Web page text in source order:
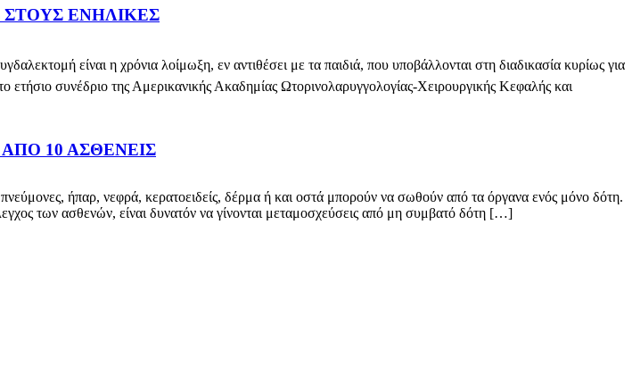
ΕΝΗΛΙΚΕΣ
είναι η χρόνια λοίμωξη, εν αντιθέσει με τα παιδιά, που υποβάλλονται στη διαδικασία κυρίως για
συνέδριο της Αμερικανικής Ακαδημίας Ωτορινολαρυγγολογίας-Χειρουργικής Κεφαλής και
10 ΑΣΘΕΝΕΙΣ
ήπαρ, νεφρά, κερατοειδείς, δέρμα ή και οστά μπορούν να σωθούν από τα όργανα ενός μόνο δότη.
των ασθενών, είναι δυνατόν να γίνονται μεταμοσχεύσεις από μη συμβατό δότη […]